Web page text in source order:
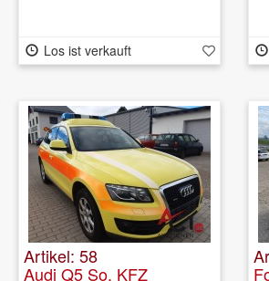
Los ist verkauft
Artikel: 58
Audi Q5 So. KFZ